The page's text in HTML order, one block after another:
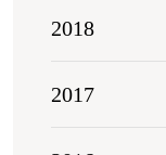
2018
2017